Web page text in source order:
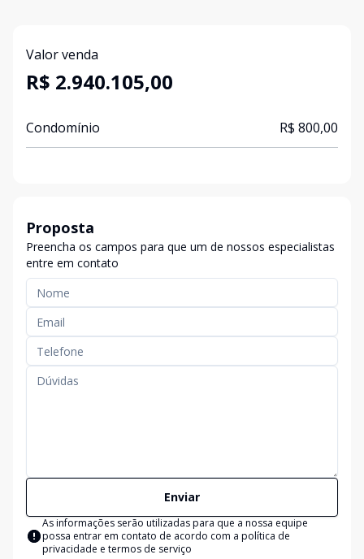
Valor venda
R$ 2.940.105,00
Condomínio R$ 800,00
Proposta
Preencha os campos para que um de nossos especialistas
entre em contato
Enviar
As informações serão utilizadas para que a nossa equipe
possa entrar em contato de acordo com a política de
privacidade e termos de serviço